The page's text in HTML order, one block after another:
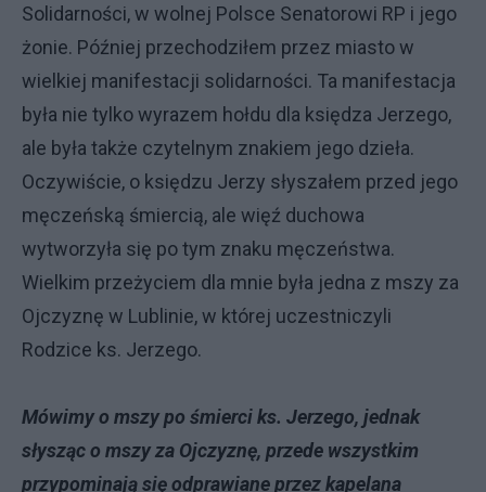
Solidarności, w wolnej Polsce Senatorowi RP i jego
żonie. Później przechodziłem przez miasto w
wielkiej manifestacji solidarności. Ta manifestacja
była nie tylko wyrazem hołdu dla księdza Jerzego,
ale była także czytelnym znakiem jego dzieła.
Oczywiście, o księdzu Jerzy słyszałem przed jego
męczeńską śmiercią, ale więź duchowa
wytworzyła się po tym znaku męczeństwa.
Wielkim przeżyciem dla mnie była jedna z mszy za
Ojczyznę w Lublinie, w której uczestniczyli
Rodzice ks. Jerzego.
Mówimy o mszy po śmierci ks. Jerzego, jednak
słysząc o mszy za Ojczyznę, przede wszystkim
przypominają się odprawiane przez kapelana